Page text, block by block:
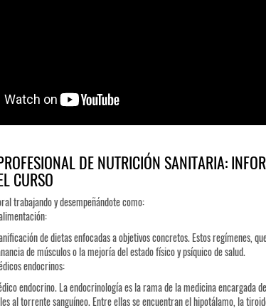
DE NUTRICIÓN SANITARIA:
CURSO
trabajando y desempeñándote como:
de dietas enfocadas a objetivos concretos. Estos regímenes,
de músculos o la mejoría del estado físico y psíquico de salud.
endocrinos:
endocrino. La endocrinología es la rama de la medicina encargada
al torrente sanguíneo. Entre ellas se encuentran el hipotálamo, la